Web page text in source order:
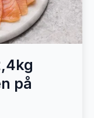
på